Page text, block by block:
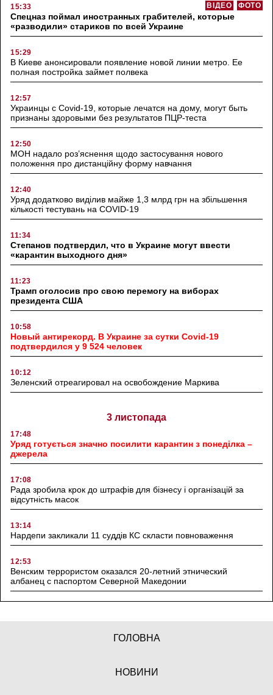
15:33 ФОТО
ВІДЕО
Спецназ поймал иностранных грабителей, которые
«разводили» стариков по всей Украине
15:29
В Киеве анонсировали появление новой линии метро. Ее
полная постройка займет полвека
12:57
Украинцы с Covid-19, которые лечатся на дому, могут быть
признаны здоровыми без результатов ПЦР-теста
12:50
МОН надало роз’яснення щодо застосування нового
положення про дистанційну форму навчання
12:40
Уряд додатково виділив майже 1,3 млрд грн на збільшення
кількості тестувань на COVID-19
11:34
Степанов подтвердил, что в Украине могут ввести
«карантин выходного дня»
11:23
Трамп оголосив про свою перемогу на виборах
президента США
10:58
Новый антирекорд. В Украине за сутки Covid-19
подтвердился у 9 524 человек
10:12
Зеленский отреагировал на освобождение Маркива
3 листопада
17:48
Уряд готується значно посилити карантин з понеділка –
джерела
17:08
Рада зробила крок до штрафів для бізнесу і організацій за
відсутність масок
13:14
Нардепи закликали 11 суддів КС скласти повноваження
12:53
Венским террористом оказался 20-летний этнический
албанец с паспортом Северной Македонии
ГОЛОВНА
НОВИНИ